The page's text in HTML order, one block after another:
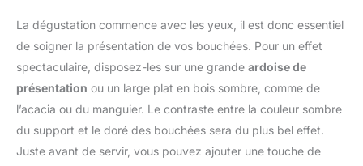
légumes, poulet au curry
Katsu, boulettes de
viande de dinde, poulet
parmigiana, beignets de
pommes et de fruits,
fromage frit, crevettes
d'œuvre, La chapelure
Panko devient dorée
glaçage à partir de la
buse de décoration et
vous pourrez créer de
beaux boutons floraux
souhaitez Sécurité des
Matériaux: Tous les
accessoires répondent
purée de pommes de
terre et autres
antidérapant:la surface
de cette poche à douille
est dotée de points
concaves,qui peuvent
la main et empêcher
La dégustation commence avec les yeux, il est donc essentiel
de soigner la présentation de vos bouchées. Pour un effet
spectaculaire, disposez-les sur une grande ardoise de
présentation ou un large plat en bois sombre, comme de
l’acacia ou du manguier. Le contraste entre la couleur sombre
du support et le doré des bouchées sera du plus bel effet.
Juste avant de servir, vous pouvez ajouter une touche de